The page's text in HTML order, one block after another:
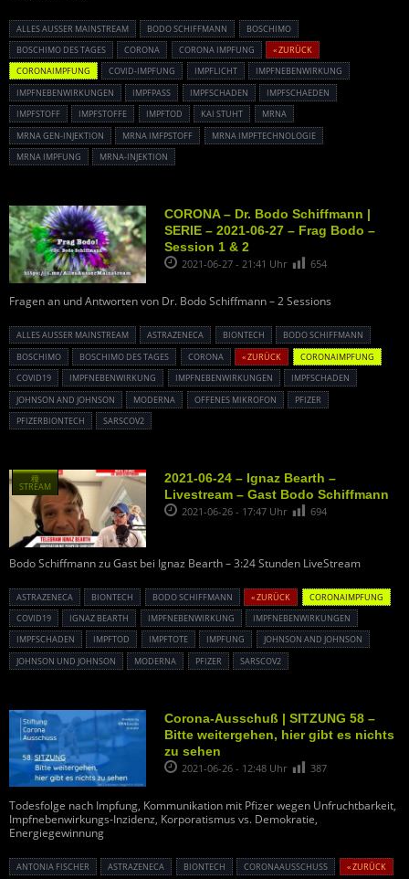
ALLES AUSSER MAINSTREAM BODO SCHIFFMANN
BOSCHIMO
BOSCHIMO DES TAGES
CORONA CORONA IMPFUNG
« ZURÜCK
CORONAIMPFUNG
COVID-IMPFUNG IMPFLICHT
IMPFNEBENWIRKUNG
IMPFNEBENWIRKUNGEN
IMPFPASS IMPFSCHADEN
IMPFSCHAEDEN
IMPFSTOFF
IMPFSTOFFE IMPFTOD KAI STUHT
MRNA
MRNA GEN-INJEKTION
MRNA IMFPSTOFF
MRNA IMPFTECHNOLOGIE
MRNA IMPFUNG
MRNA-INJEKTION
CORONA – Dr. Bodo Schiffmann |
SERIE – 2021-06-27 – Frag Bodo –
Session 1 & 2
2021-06-27 - 21:41 Uhr 654
Fragen an und Antworten von Dr. Bodo Schiffmann – 2 Sessions
ALLES AUSSER MAINSTREAM ASTRAZENECA BIONTECH
BODO SCHIFFMANN
BOSCHIMO
BOSCHIMO DES TAGES CORONA « ZURÜCK
CORONAIMPFUNG
COVID19
IMPFNEBENWIRKUNG IMPFNEBENWIRKUNGEN
IMPFSCHADEN
JOHNSON AND JOHNSON
MODERNA OFFENES MIKROFON
PFIZER
PFIZERBIONTECH
SARSCOV2
2021-06-24 – Ignaz Bearth –
Livestream – Gast Bodo Schiffmann
2021-06-26 - 17:47 Uhr 694
Bodo Schiffmann zu Gast bei Ignaz Bearth – 3:24 Stunden LiveStream
ASTRAZENECA BIONTECH BODO SCHIFFMANN « ZURÜCK
CORONAIMPFUNG
COVID19
IGNAZ BEARTH IMPFNEBENWIRKUNG
IMPFNEBENWIRKUNGEN
IMPFSCHADEN
IMPFTOD IMPFTOTE IMPFUNG
JOHNSON AND JOHNSON
JOHNSON UND JOHNSON
MODERNA PFIZER SARSCOV2
種
STREAM
Corona-Ausschuß | SITZUNG 58 –
Bitte weitergehen, hier gibt es nichts
zu sehen
2021-06-26 - 12:48 Uhr 387
Todesfolge nach Impfung, Kommunikation mit Pfizer wegen Unfruchtbarkeit,
Impfnebenwirkungs-Inzidenz, Korporatismus vs. Demokratie,
Energiegewinnung
ANTONIA FISCHER ASTRAZENECA BIONTECH CORONAAUSSCHUSS « ZURÜCK